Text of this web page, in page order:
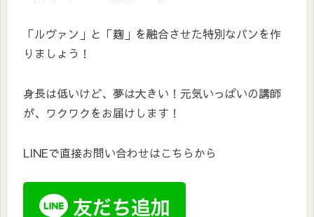
「ルヴァン」と「麹」を融合させた特別なパンを作
りましょう！
身長は低いけど、夢は大きい！元気いっぱいの講師
が、ワクワクをお届けします！
LINEで直接お問い合わせはこちらから